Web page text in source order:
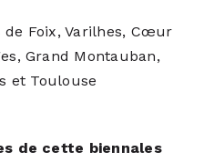
de Foix, Varilhes, Cœur
Grand Montauban,
et Toulouse
de cette biennales